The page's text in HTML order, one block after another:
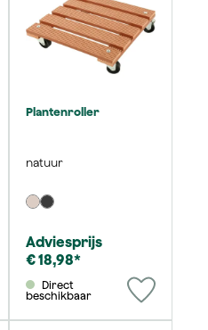
Plantenroller
natuur
Adviesprijs
€ 18,98*
beschikbaar